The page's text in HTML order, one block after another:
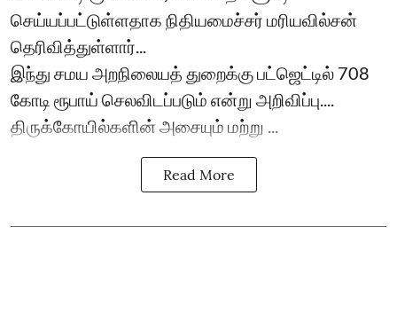
செய்யப்பட்டுள்ளதாக நிதியமைச்சர் மரியவில்சன்
தெரிவித்துள்ளார்...
இந்து சமய அறநிலையத் துறைக்கு பட்ஜெட்டில் 708
கோடி ரூபாய் செலவிடப்படும் என்று அறிவிப்பு....
திருக்கோயில்களின் அசையும் மற்று ...
Read More